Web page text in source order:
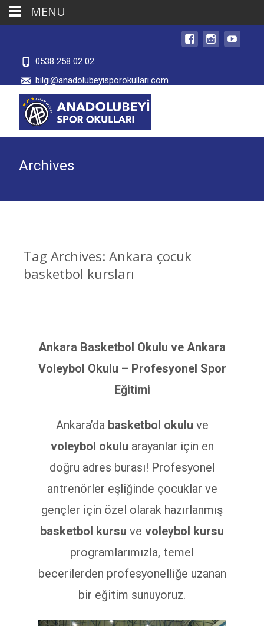
0538 258 02 02
bilgi@anadolubeyisporokullari.com
Archives
Tag Archives: Ankara çocuk
basketbol kursları
Ankara Basketbol Okulu ve Ankara
Voleybol Okulu – Profesyonel Spor
Eğitimi
Ankara’da basketbol okulu ve
voleybol okulu arayanlar için en
doğru adres burası! Profesyonel
antrenörler eşliğinde çocuklar ve
gençler için özel olarak hazırlanmış
basketbol kursu ve voleybol kursu
programlarımızla, temel
becerilerden profesyonelliğe uzanan
bir eğitim sunuyoruz.
MENU